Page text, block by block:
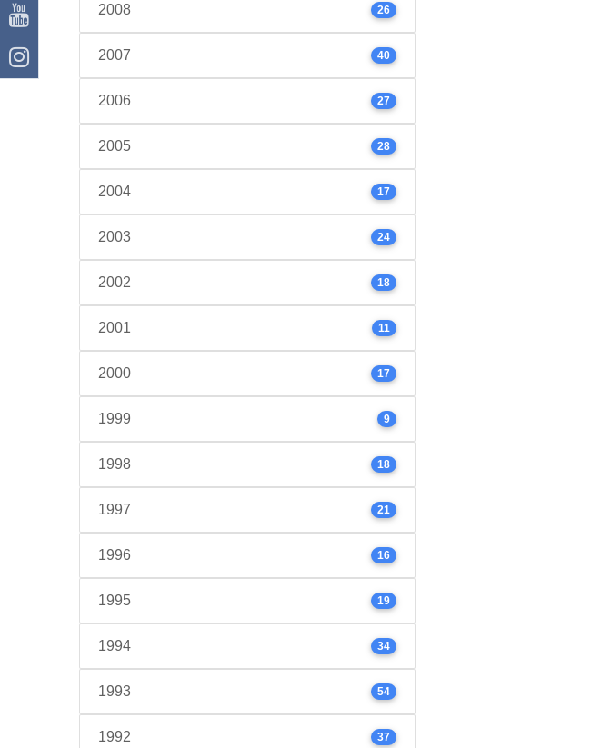
2008 26
2007 40
2006 27
2005 28
2004 17
2003 24
2002 18
2001 11
2000 17
1999 9
1998 18
1997 21
1996 16
1995 19
1994 34
1993 54
1992 37